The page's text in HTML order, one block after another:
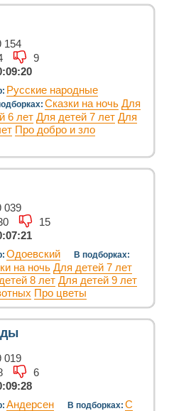
154
9
Русские народные
Сказки на ночь Для
6 лет Для детей 7 лет Для
Про добро и зло
039
15
Одоевский В подборках:
на ночь Для детей 7 лет
8 лет Для детей 9 лет
Про цветы
019
6
Андерсен В подборках: С